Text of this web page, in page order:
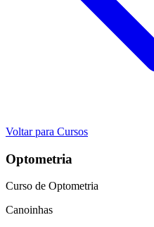
Voltar para Cursos
Optometria
Curso de Optometria
Canoinhas